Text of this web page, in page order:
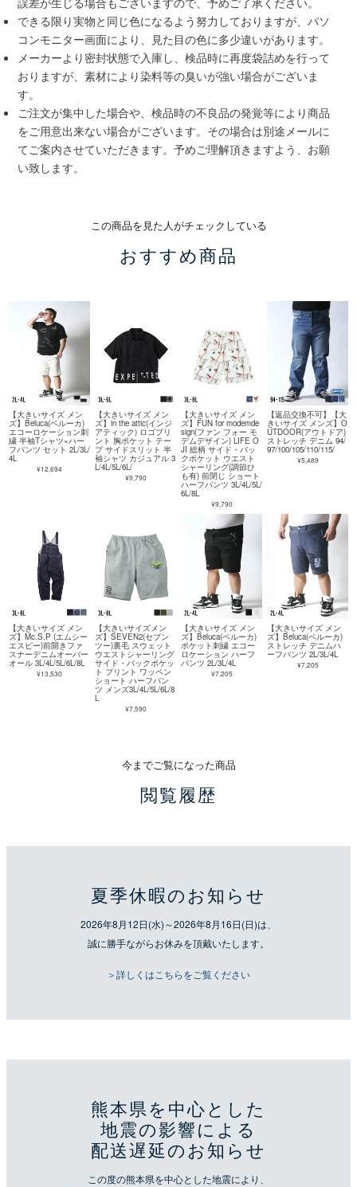
できる限り実物と同じ色になるよう努力しておりますが、パソ
コンモニター画面により、見た目の色に多少違いがあります。
メーカーより密封状態で入庫し、検品時に再度袋詰めを行って
おりますが、素材により染料等の臭いが強い場合がございま
す。
ご注文が集中した場合や、検品時の不良品の発覚等により商品
をご用意出来ない場合がございます。その場合は別途メールに
てご案内させていただきます。予めご理解頂きますよう、お願
い致します。
この商品を見た人がチェックしている
おすすめ商品
【大きいサイズ メン
ズ】Beluca(ベルーカ)
エコーロケーション刺
繍 半袖Tシャツ×ハー
フパンツ セット 2L/3L/
4L
¥12,694
【大きいサイズ メン
ズ】in the attic(インジ
アティック) ロゴプリ
ント 胸ポケット テー
プ サイドスリット 半
袖シャツ カジュアル 3
L/4L/5L/6L/
¥9,790
【大きいサイズ メン
ズ】FUN for modemde
sign(ファン フォー モ
デムデザイン) LIFE O
JI 総柄 サイド・バッ
クポケット ウエスト
シャーリング(調節ひ
も有) 前閉じ ショート
ハーフパンツ 3L/4L/5L/
6L/8L
¥9,790
【返品交換不可】【大
きいサイズ メンズ】O
UTDOOR(アウトドア)
ストレッチ デニム 94/
97/100/105/110/115/
¥5,489
【大きいサイズ メン
ズ】Mc.S.P (エムシー
エスピー)前開きファ
スナーデニムオーバー
オール 3L/4L/5L/6L/8L
¥13,530
【大きいサイズメン
ズ】SEVEN2(セブン
ツー)裏毛 スウェット
ウエストシャーリング
サイド・バックポケッ
ト プリント ワッペン
ショート ハーフパン
ツ メンズ3L/4L/5L/6L/8
L
¥7,590
【大きいサイズ メン
ズ】Beluca(ベルーカ)
ポケット刺繍 エコー
ロケーション ハーフ
パンツ 2L/3L/4L
¥7,205
【大きいサイズ メン
ズ】Beluca(ベルーカ)
ストレッチ デニムハ
ーフパンツ 2L/3L/4L
¥7,205
今までご覧になった商品
閲覧履歴
夏季休暇のお知らせ
2026年8月12日(水)～2026年8月16日(日)は、
誠に勝手ながらお休みを頂戴いたします。
＞詳しくはこちらをご覧ください
熊本県を中心とした
地震の影響による
配送遅延のお知らせ
この度の熊本県を中心とした地震により、